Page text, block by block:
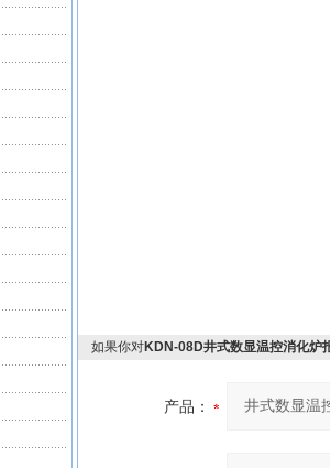
如果你对KDN-08D井式数显温控消化炉
产品：